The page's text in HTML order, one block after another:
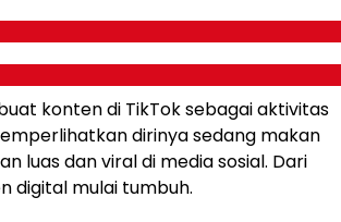
konten di TikTok sebagai aktivitas
dirinya sedang makan
luas dan viral di media sosial. Dari
digital mulai tumbuh.